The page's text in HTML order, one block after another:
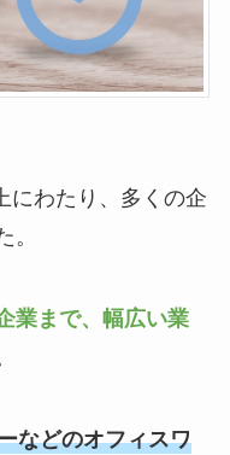
にわたり、多くの企
。
業まで、幅広い業
などのオフィスワ